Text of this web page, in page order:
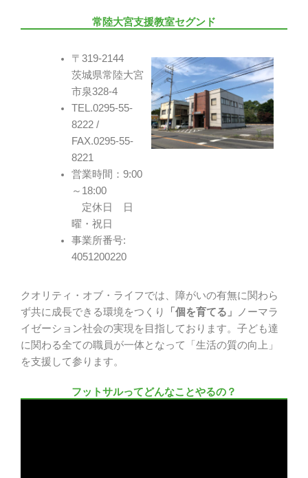
常陸大宮支援教室セグンド
〒319-2144
茨城県常陸大宮
市泉328-4
TEL.0295-55-
8222 /
FAX.0295-55-
8221
営業時間：9:00
～18:00
定休日 日
曜・祝日
事業所番号:
4051200220
クオリティ・オブ・ライフでは、障がいの有無に関わら
ず共に成長できる環境をつくり
「個を育てる」
ノーマラ
イゼーション社会の実現を目指しております。子ども達
に関わる全ての職員が一体となって「生活の質の向上」
を支援して参ります。
フットサルってどんなことやるの？